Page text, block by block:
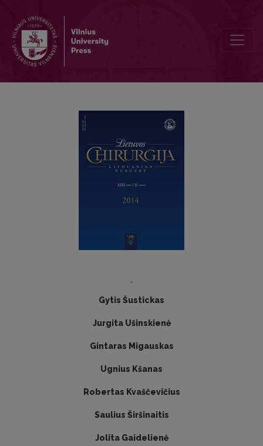
-
Gytis Šustickas
Jurgita Ušinskienė
Gintaras Migauskas
Ugnius Kšanas
Robertas Kvaščevičius
Saulius Širšinaitis
Jolita Gaidelienė